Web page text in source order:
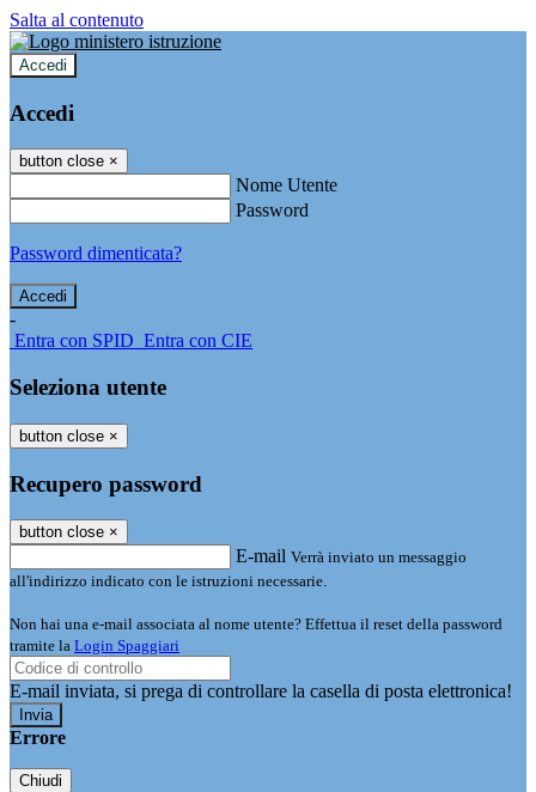
Salta al contenuto
Accedi
Accedi
button close ×
Nome Utente
Password
Password dimenticata?
-
Entra con SPID Entra con CIE
Seleziona utente
button close ×
Recupero password
button close ×
E-mail Verrà inviato un messaggio
all'indirizzo indicato con le istruzioni necessarie.
Non hai una e-mail associata al nome utente? Effettua il reset della password
tramite la Login Spaggiari
E-mail inviata, si prega di controllare la casella di posta elettronica!
Errore
Chiudi